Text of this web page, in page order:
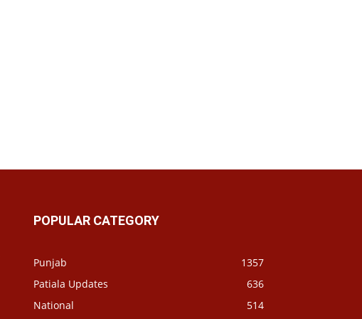
POPULAR CATEGORY
Punjab
1357
Patiala Updates
636
National
514